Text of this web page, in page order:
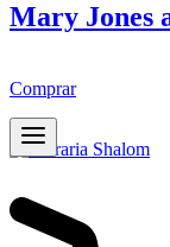
Mary Jones
Comprar